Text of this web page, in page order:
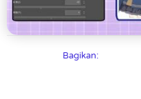
Bagikan: